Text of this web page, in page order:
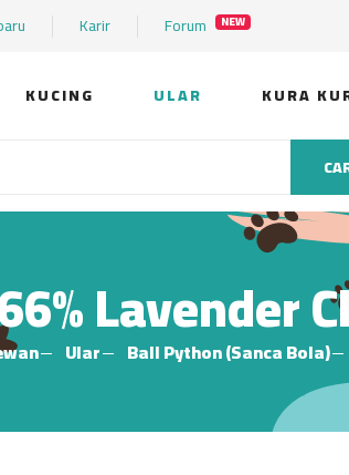
Karir Forum NEW
KUCING ULAR KURA
Lavender
Ular Ball Python (Sanca Bola)